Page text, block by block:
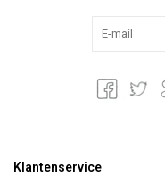
Klantenservice